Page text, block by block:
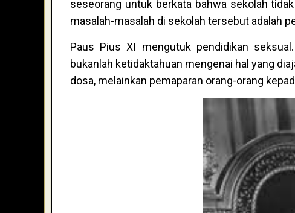
seseorang untuk berkata bahwa sekolah
masalah-masalah di sekolah tersebut adalah
Paus Pius XI mengutuk pendidikan
bukanlah ketidaktahuan mengenai hal yang
dosa, melainkan pemaparan orang-orang